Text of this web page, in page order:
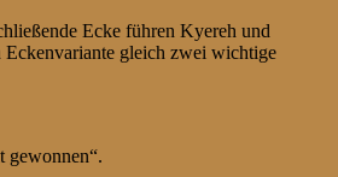
Ecke führen Kyereh und
Eckenvariante gleich zwei wichtige
gewonnen“.